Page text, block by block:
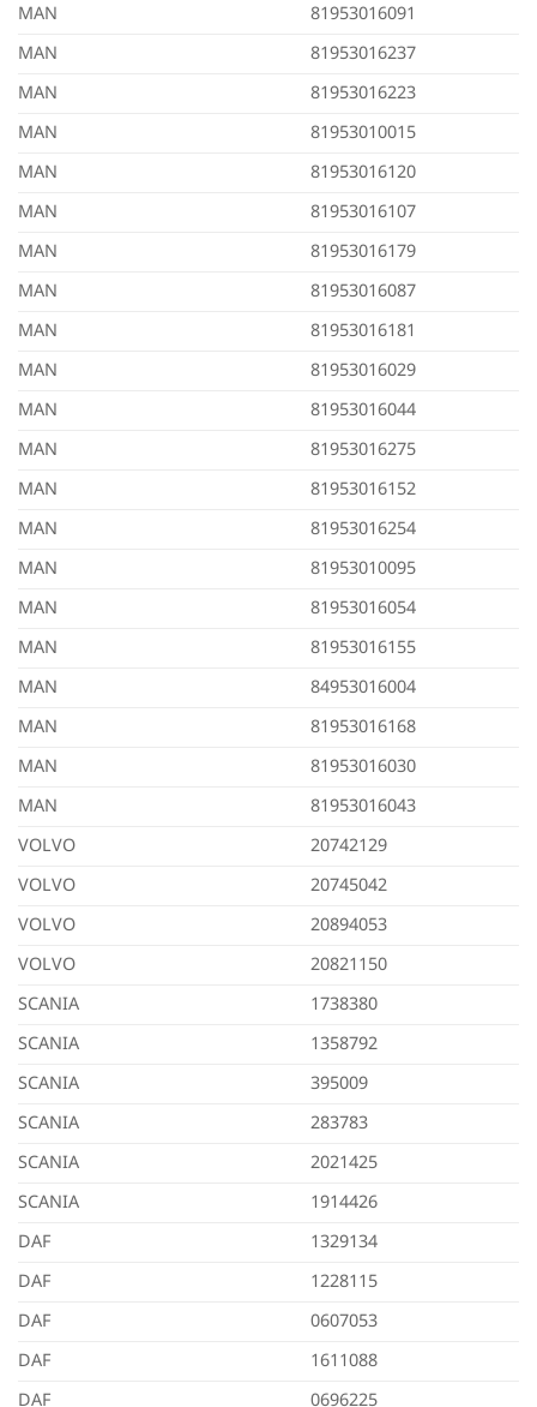
MAN
81953016091
MAN
81953016237
MAN
81953016223
MAN
81953010015
MAN
81953016120
MAN
81953016107
MAN
81953016179
MAN
81953016087
MAN
81953016181
MAN
81953016029
MAN
81953016044
MAN
81953016275
MAN
81953016152
MAN
81953016254
MAN
81953010095
MAN
81953016054
MAN
81953016155
MAN
84953016004
MAN
81953016168
MAN
81953016030
MAN
81953016043
VOLVO
20742129
VOLVO
20745042
VOLVO
20894053
VOLVO
20821150
SCANIA
1738380
SCANIA
1358792
SCANIA
395009
SCANIA
283783
SCANIA
2021425
SCANIA
1914426
DAF
1329134
DAF
1228115
DAF
0607053
DAF
1611088
DAF
0696225